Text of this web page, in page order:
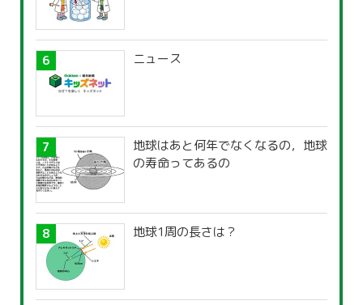
ニュース
地球はあと何年でなくなるの，地球
の寿命ってあるの
地球1周の長さは？